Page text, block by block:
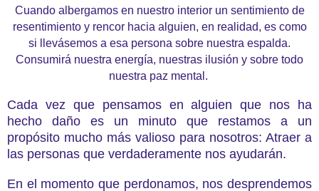
Cuando albergamos en nuestro interior un sentimiento de
resentimiento y rencor hacia alguien, en realidad, es como
si llevásemos a esa persona sobre nuestra espalda.
Consumirá nuestra energía, nuestras ilusión y sobre todo
nuestra paz mental.
Cada vez que pensamos en alguien que nos ha
hecho daño es un minuto que restamos a un
propósito mucho más valioso para nosotros: Atraer a
las personas que verdaderamente nos ayudarán.
En el momento que perdonamos, nos desprendemos